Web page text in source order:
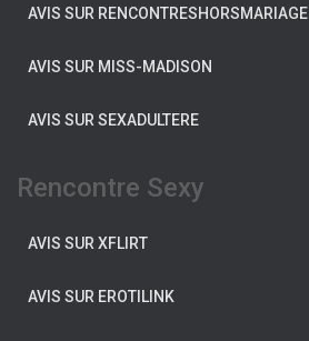
AVIS SUR RENCONTRESHORSMARIAGE
AVIS SUR MISS-MADISON
AVIS SUR SEXADULTERE
Rencontre Sexy
AVIS SUR XFLIRT
AVIS SUR EROTILINK